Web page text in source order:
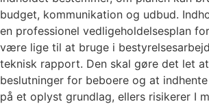
budget, kommunikation og udbud.
en professionel vedligeholdelsesplan
være lige til at bruge i
teknisk rapport. Den skal gøre det let
beslutninger for beboere og at
på et oplyst grundlag, ellers risikerer I